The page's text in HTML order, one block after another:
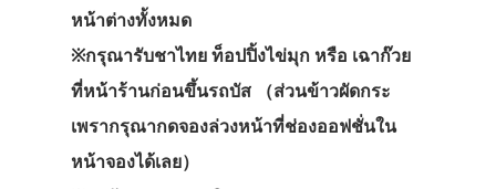
หน้าต่างทั้งหมด
※กรุณารับชาไทย ท็อปปิ้งไข่มุก หรือ เฉาก๊วย
ที่หน้าร้านก่อนขึ้นรถบัส （ส่วนข้าวผัดกระ
เพรากรุณากดจองล่วงหน้าที่ช่องออฟชั่นใน
หน้าจองได้เลย）